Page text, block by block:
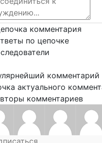
комментария
по цепочке
комментарий
актуального
комментариев